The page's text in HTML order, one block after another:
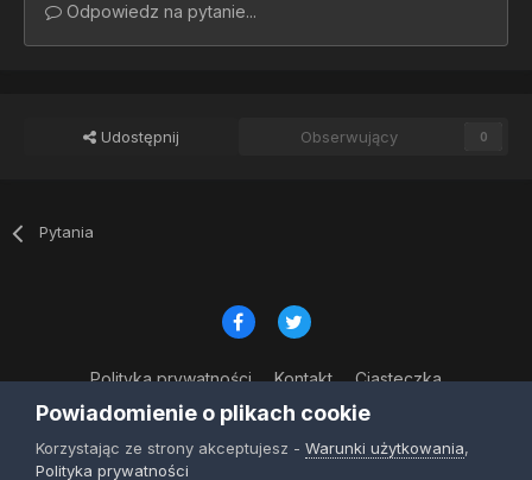
Odpowiedz na pytanie...
Udostępnij Obserwujący 0
Pytania
Polityka prywatności Kontakt Ciasteczka
© Copyright 2023
Powered by Invision Community
Powiadomienie o plikach cookie
Korzystając ze strony akceptujesz - Warunki użytkowania,
Polityka prywatności